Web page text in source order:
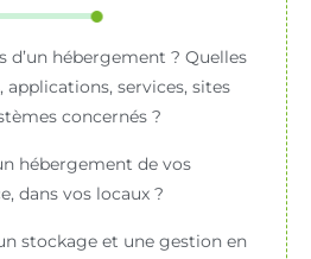
d’un hébergement ? Quelles
applications, services, sites
concernés ?
hébergement de vos
dans vos locaux ?
stockage et une gestion en